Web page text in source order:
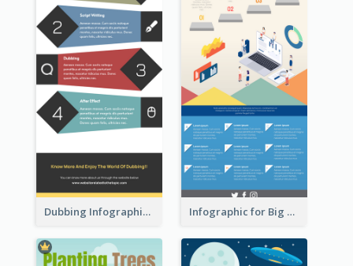
Dubbing Infographic Infographic for Big Data